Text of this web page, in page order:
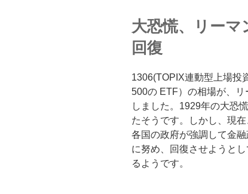
大恐慌、リー
回復
1306(TOPIX連動型上場投
500の ETF）の相場が、
しました。1929年の大恐
たそうです。しかし、現
各国の政府が強調して金
に努め、回復させようと
るようです。